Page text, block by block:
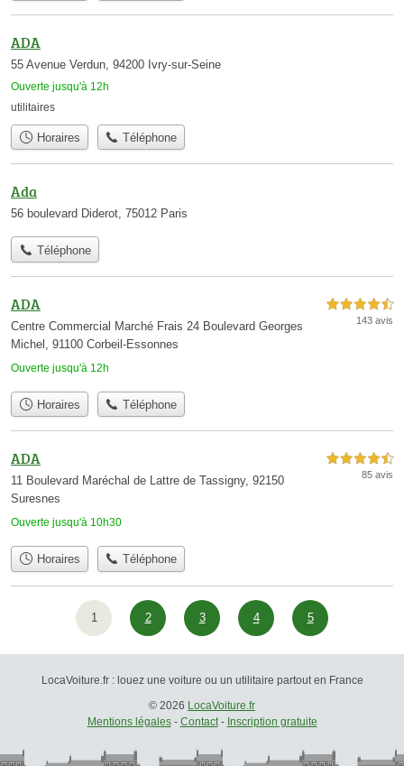
ADA
55 Avenue Verdun, 94200 Ivry-sur-Seine
Ouverte jusqu'à 12h
utilitaires
Horaires Téléphone
Ada
56 boulevard Diderot, 75012 Paris
Téléphone
ADA
Centre Commercial Marché Frais 24 Boulevard Georges
Michel, 91100 Corbeil-Essonnes
Ouverte jusqu'à 12h
4,5 étoiles sur 5
143 avis
Horaires Téléphone
ADA
11 Boulevard Maréchal de Lattre de Tassigny, 92150
Suresnes
Ouverte jusqu'à 10h30
4,5 étoiles sur 5
85 avis
Horaires Téléphone
1 2 3 4 5
LocaVoiture.fr : louez une voiture ou un utilitaire partout en France
© 2026 LocaVoiture.fr
Mentions légales- Contact- Inscription gratuite